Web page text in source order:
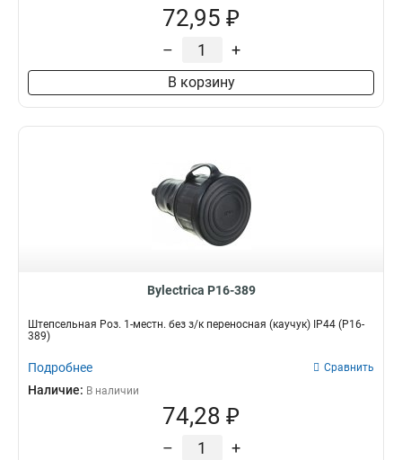
72,95 ₽
– +
В корзину
Bylectrica Р16-389
Штепсельная Роз. 1-местн. без з/к переносная (каучук) IP44 (Р16-
389)
Подробнее Сравнить
Наличие: В наличии
74,28 ₽
– +